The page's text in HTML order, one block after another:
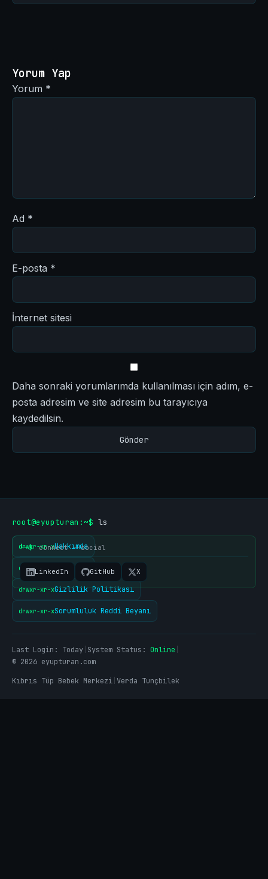
Yorum Yap
Yorum *
Ad *
E-posta *
İnternet sitesi
Daha sonraki yorumlarımda kullanılması için adım, e-
posta adresim ve site adresim bu tarayıcıya
kaydedilsin.
root@eyupturan:~$ ls
drwxr-xr-xHakkımda
drwxr-xr-x İletişim
drwxr-xr-xGizlilik Politikası
drwxr-xr-xSorumluluk Reddi Beyanı
└─$ connect --social
LinkedIn GitHub X
Last Login: Today System Status: Online
© 2026 eyupturan.com
Kıbrıs Tüp Bebek Merkezi Verda Tunçbilek